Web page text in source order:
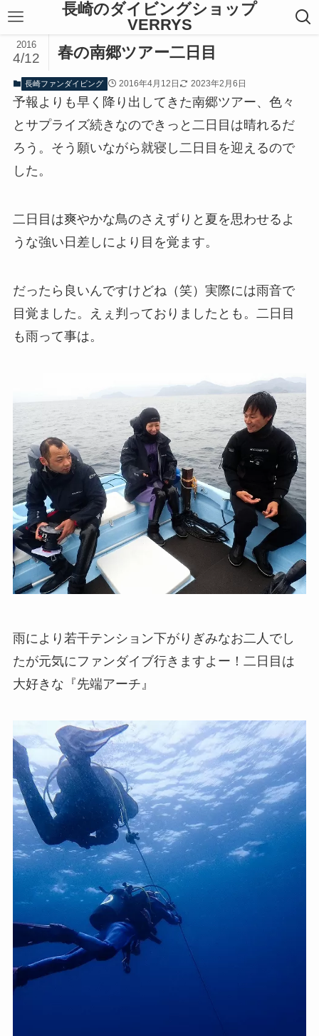
長崎のダイビングショップ
VERRYS
春の南郷ツアー二日目
2016
4/12
長崎ファンダイビング 2016年4月12日 2023年2月6日
予報よりも早く降り出してきた南郷ツアー、色々
とサプライズ続きなのできっと二日目は晴れるだ
ろう。そう願いながら就寝し二日目を迎えるので
した。
二日目は爽やかな鳥のさえずりと夏を思わせるよ
うな強い日差しにより目を覚ます。
だったら良いんですけどね（笑）実際には雨音で
目覚ました。えぇ判っておりましたとも。二日目
も雨って事は。
雨により若干テンション下がりぎみなお二人でし
たが元気にファンダイブ行きますよー！二日目は
大好きな『先端アーチ』